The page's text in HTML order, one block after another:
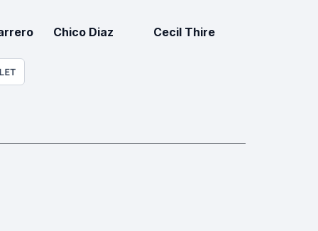
Chico Diaz Cecil Thire